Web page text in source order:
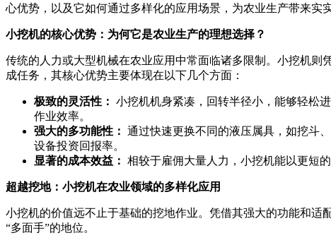
心优势，以及它如何通过多样化的应用场景，为农业生产带来实
小挖机的核心优势：为何它是农业生产的理想选择？
传统的人力或大型机械在农业应用中常面临诸多限制。小挖机
成任务，其核心优势主要体现在以下几个方面：
极致的灵活性： 小挖机机身紧凑，回转半径小，能够轻松
作业效率。
强大的多功能性： 通过快速更换不同的液压属具，如挖斗
设备投资回报率。
显著的成本效益： 相较于雇佣大量人力，小挖机能以更短
超越挖地：小挖机在农业领域的多样化应用
小挖机的价值远不止于基础的挖地作业。凭借其强大的功能和
“多面手”的地位。